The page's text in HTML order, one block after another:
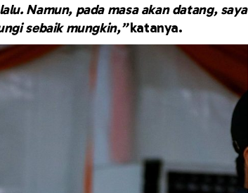
Namun, pada masa akan datang, saya
sebaik mungkin,”katanya.